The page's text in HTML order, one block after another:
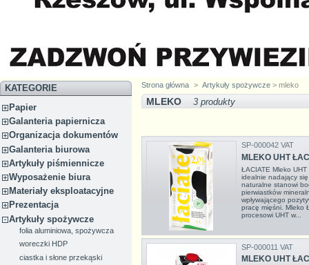
KATEGORIE
Papier
Galanteria papiernicza
Organizacja dokumentów
Galanteria biurowa
Artykuły piśmiennicze
Wyposażenie biura
Materiały eksploatacyjne
Prezentacja
Artykuły spożywcze
folia aluminiowa, spożywcza
woreczki HDP
ciastka i słone przekąski
Strona główna > Artykuły spożywcze > mleko
MLEKO 3 produkty
SP-000042 VAT
MLEKO UHT
ŁACIATE Mleko
idealnie nadający
naturalne stanowi
pierwiastków
wpływającego
pracę mięśni. Mleko
procesowi UHT w...
SP-000011 VAT
MLEKO UHT